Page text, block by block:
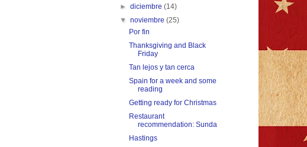
►diciembre(14)
▼noviembre(25)
Por fin
Thanksgiving and Black
Friday
Tan lejos y tan cerca
Spain for a week and some
reading
Getting ready for Christmas
Restaurant
recommendation: Sunda
Hastings